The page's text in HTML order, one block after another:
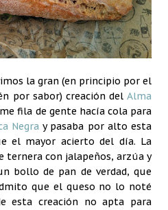
la gran (en principio por el
por sabor) creación del Alma
fila de gente hacía cola para
Negra y pasaba por alto esta
el mayor acierto del día. La
ternera con jalapeños, arzúa y
bollo de pan de verdad, que
que el queso no lo noté
esta creación no apta para